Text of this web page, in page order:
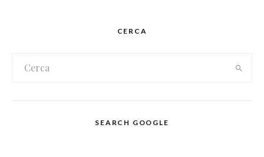
CERCA
SEARCH GOOGLE